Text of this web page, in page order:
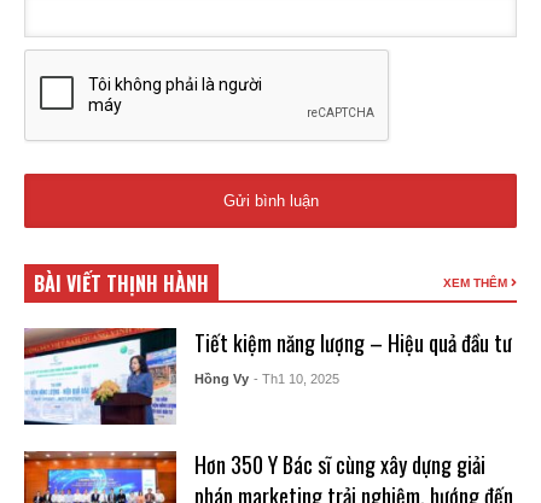
BÀI VIẾT THỊNH HÀNH XEM THÊM
Tiết kiệm năng lượng – Hiệu quả đầu tư
Hồng Vy - Th1 10, 2025
Hơn 350 Y Bác sĩ cùng xây dựng giải
pháp marketing trải nghiệm, hướng đến